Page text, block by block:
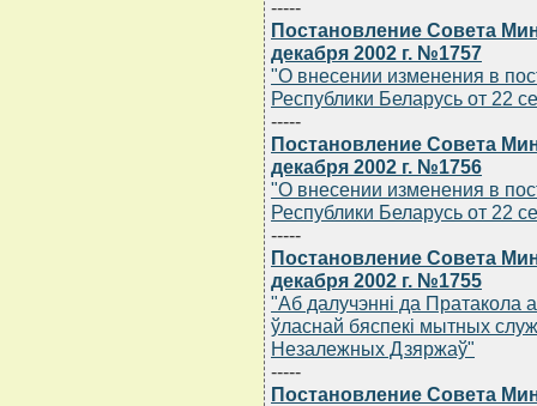
-----
Постановление Совета
декабря 2002 г. №1757
"О внесении изменения в
Республики Беларусь от 22
-----
Постановление Совета
декабря 2002 г. №1756
"О внесении изменения в
Республики Беларусь от 22
-----
Постановление Совета
декабря 2002 г. №1755
"Аб далучэннi да Пратакола
ўласнай бяспекi мытных
Незалежных Дзяржаў"
-----
Постановление Совета